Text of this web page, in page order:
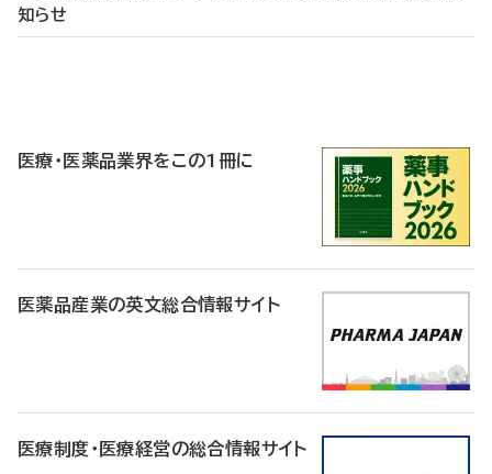
知らせ
医療・医薬品業界をこの1冊に
医薬品産業の英文総合情報サイト
医療制度・医療経営の総合情報サイト